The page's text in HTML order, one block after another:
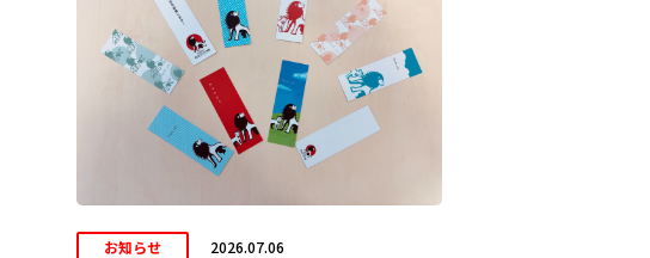
お知らせ 2026.07.06